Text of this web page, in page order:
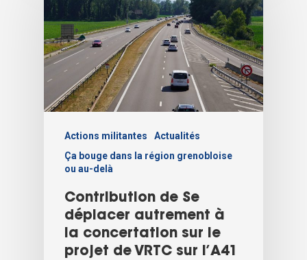
Actions militantes
Actualités
Ça bouge dans la région grenobloise
ou au-delà
Contribution de Se
déplacer autrement à
la concertation sur le
projet de VRTC sur l’A41